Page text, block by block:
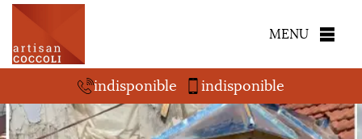
MENU
indisponible indisponible